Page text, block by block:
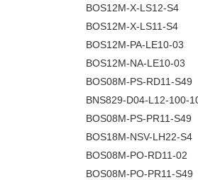
BOS12M-X-LS12-S4
BOS12M-X-LS11-S4
BOS12M-PA-LE10-03
BOS12M-NA-LE10-03
BOS08M-PS-RD11-S49
BNS829-D04-L12-100-
BOS08M-PS-PR11-S49
BOS18M-NSV-LH22-S4
BOS08M-PO-RD11-02
BOS08M-PO-PR11-S49